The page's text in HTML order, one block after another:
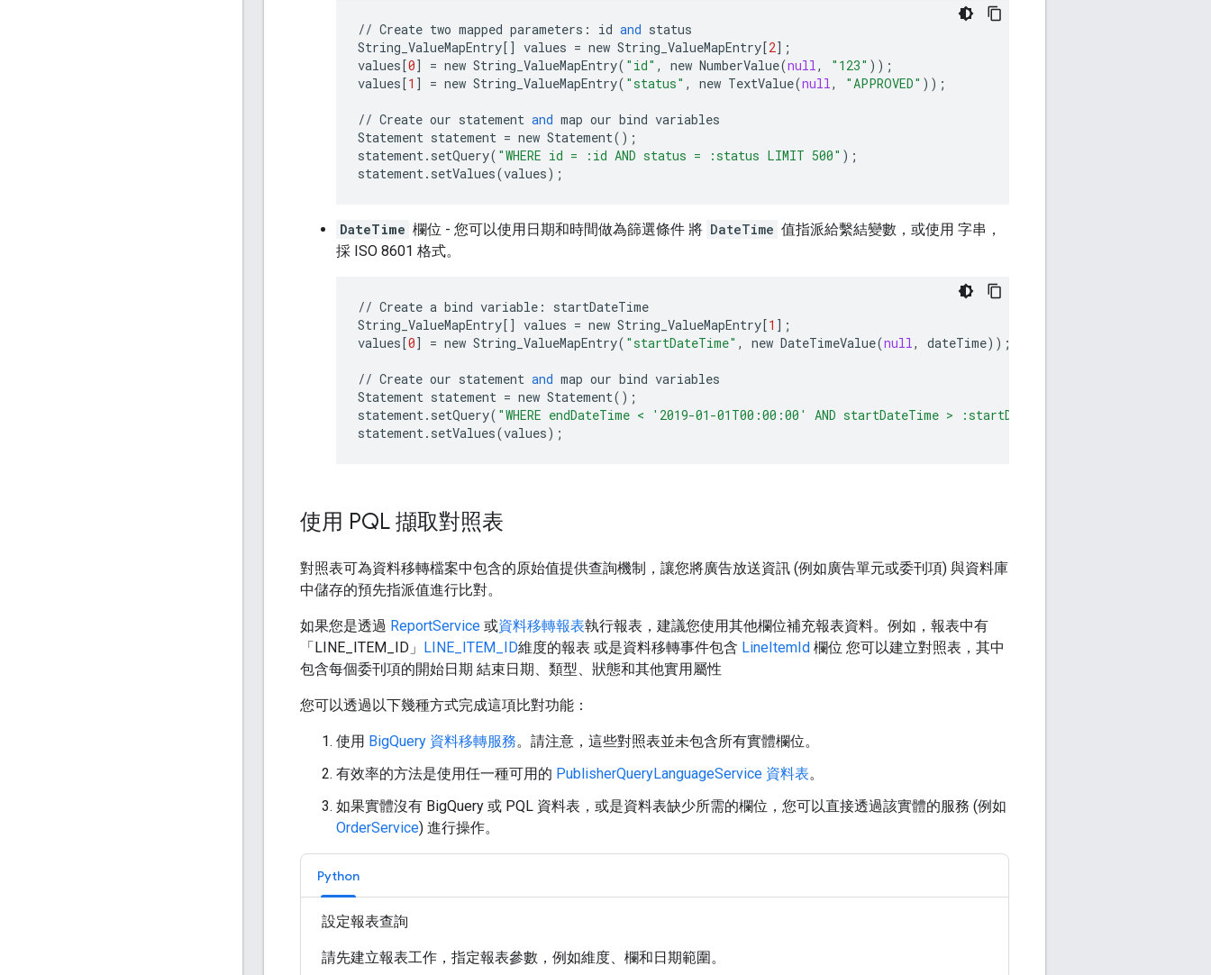
// Create two mapped parameters : id and status
String_ValueMapEntry[] values = new String_ValueMapEntry[2];
values[0] = new String_ValueMapEntry( "id" , new NumberValue(null, "123" ));
values[1 ] = new String_ValueMapEntry( "status" , new TextValue(null, "APPROVED" ));
// Create our statement and map our bind variables
Statement statement = new Statement();
statement. setQuery( "WHERE id = :id AND status = :status LIMIT 500" );
statement. setValues(values);
DateTime 欄位 - 您可以使用日期和時間做為篩選條件 將 DateTime 值指派給繫結變數，或使用 字串，
採 ISO 8601 格式。
// Create a bind variable :
startDateTime
String_ValueMapEntry[] values = new String_ValueMapEntry[1 ];
values[0] = new String_ValueMapEntry( "startDateTime" , new DateTimeValue(null, dateTime));
// Create our statement and map our bind variables
Statement statement = new Statement();
statement. setQuery( "WHERE endDateTime < '2019-01-01T00:00:00' AND startDateTime > :startDateTime LIMIT 500"
statement. setValues(values);
使用 PQL 擷取對照表
對照表可為資料移轉檔案中包含的原始值提供查詢機制，讓您將廣告放送資訊 (例如廣告單元或委刊項) 與資料庫
中儲存的預先指派值進行比對。
如果您是透過 ReportService 或資料移轉報表執行報表，建議您使用其他欄位補充報表資料。例如，報表中有
「LINE_ITEM_ID」 LINE_ITEM_ID維度的報表 或是資料移轉事件包含 LineItemId 欄位 您可以建立對照表，其中
包含每個委刊項的開始日期 結束日期、類型、狀態和其他實用屬性
您可以透過以下幾種方式完成這項比對功能：
使用 BigQuery 資料移轉服務。請注意，這些對照表並未包含所有實體欄位。
有效率的方法是使用任一種可用的 PublisherQueryLanguageService 資料表。
如果實體沒有 BigQuery 或 PQL 資料表，或是資料表缺少所需的欄位，您可以直接透過該實體的服務 (例如
OrderService) 進行操作。
Python
設定報表查詢
請先建立報表工作，指定報表參數，例如維度、欄和日期範圍。